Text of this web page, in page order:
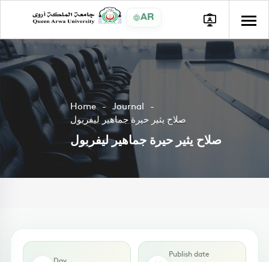
AR
Home
Journal
صلاح يثير حيرة جماهير ليفربول
صلاح يثير حيرة جماهير ليفربول
Day
Publish date